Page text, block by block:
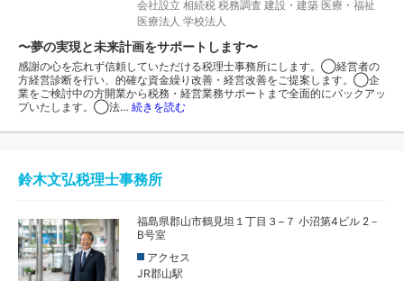
会社設立 相続税 税務調査 建設・建築 医療・福祉
医療法人 学校法人
〜夢の実現と未来計画をサポートします〜
感謝の心を忘れず信頼していただける税理士事務所にします。◯経営者の
方経営診断を行い、的確な資金繰り改善・経営改善をご提案します。◯企
業をご検討中の方開業から税務・経営業務サポートまで全面的にバックアッ
プいたします。◯法… 続きを読む
鈴木文弘税理士事務所
福島県郡山市鶴見坦１丁目３−７ 小沼第4ビル 2－
B号室
アクセス
JR郡山駅